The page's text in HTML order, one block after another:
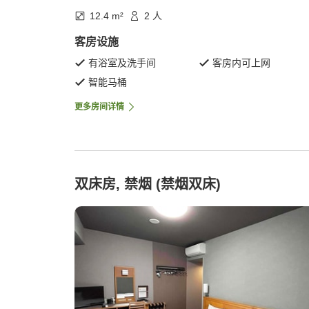
12.4 m² 2 人
客房设施
有浴室及洗手间
客房内可上网
智能马桶
更多房间详情
双床房, 禁烟 (禁烟双床)